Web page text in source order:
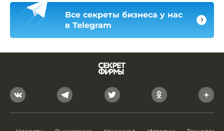
Все секреты бизнеса у нас
в Telegram